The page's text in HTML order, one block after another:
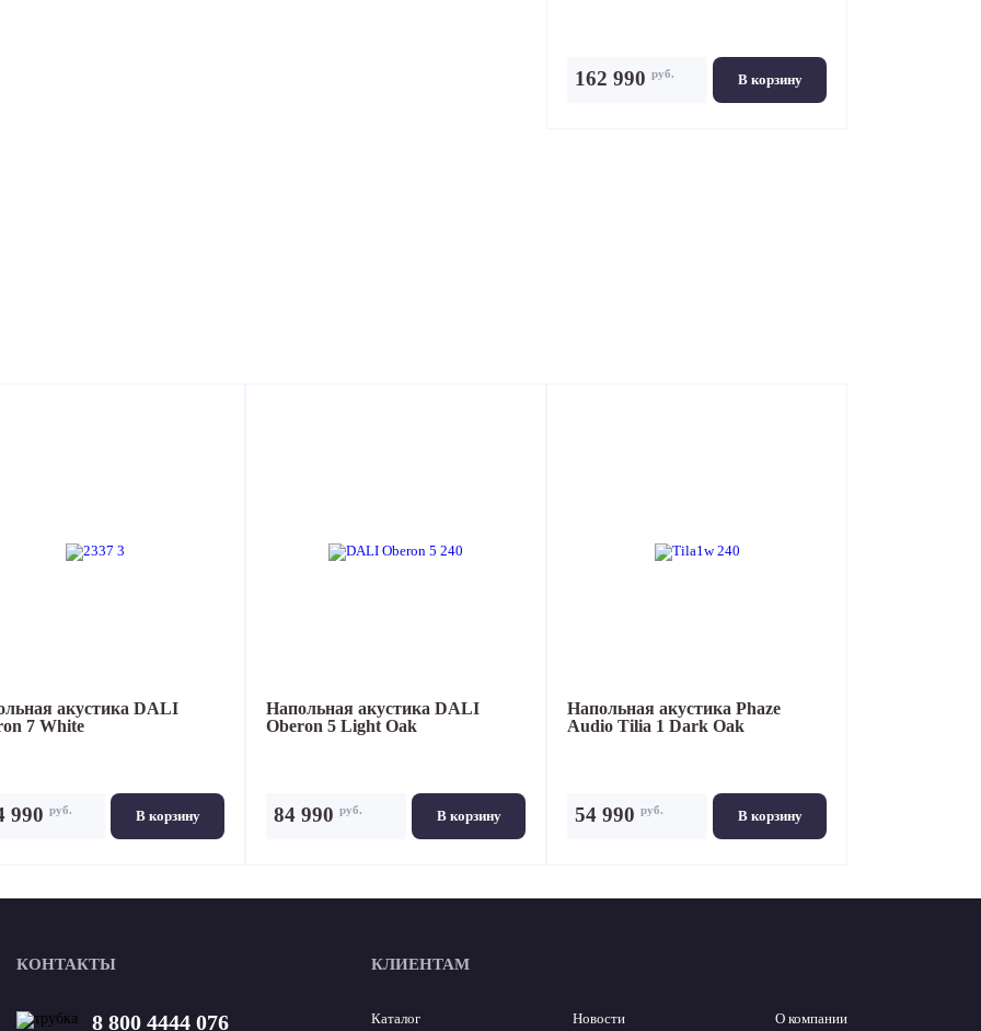
В корзину
162 990 руб.
акустика DALI
7 White
В корзину
990 руб.
Напольная акустика DALI
Oberon 5 Light Oak
В корзину
84 990 руб.
Напольная акустика Phaze
Audio Tilia 1 Dark Oak
В корзину
54 990 руб.
КОНТАКТЫ
8 800 4444 076
КЛИЕНТАМ
Каталог Новости О компании